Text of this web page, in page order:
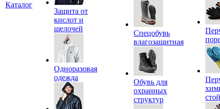
Каталог
Защита от
кислот и
щелочей
Одноразовая
одежда
Спецобувь
влагозащитная
Обувь для
охранных
структур